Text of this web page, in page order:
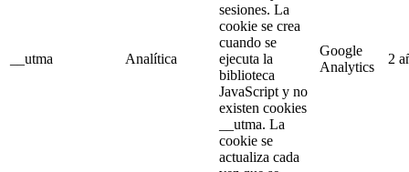
__utma Analítica
sesiones. La
cookie se crea
cuando se
ejecuta la
biblioteca
JavaScript y no
existen cookies
__utma. La
cookie se
actualiza cada
Google
Analytics
2